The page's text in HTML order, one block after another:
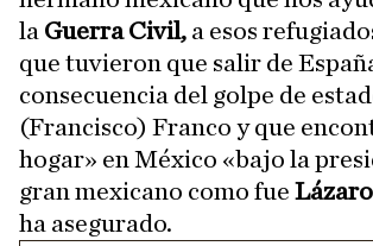
la Guerra Civil, a esos
que tuvieron que salir de
consecuencia del golpe de
(Francisco) Franco y que
hogar» en México «bajo la
gran mexicano como fue
ha asegurado.